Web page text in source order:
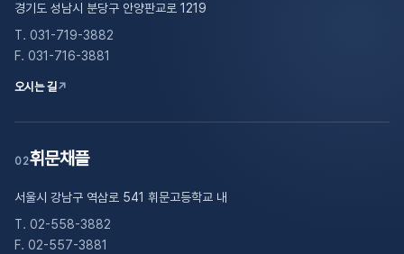
경기도 성남시 분당구 안양판교로 1219
T. 031-719-3882
F. 031-716-3881
오시는 길↗
02휘문채플
서울시 강남구 역삼로 541 휘문고등학교 내
T. 02-558-3882
F. 02-557-3881